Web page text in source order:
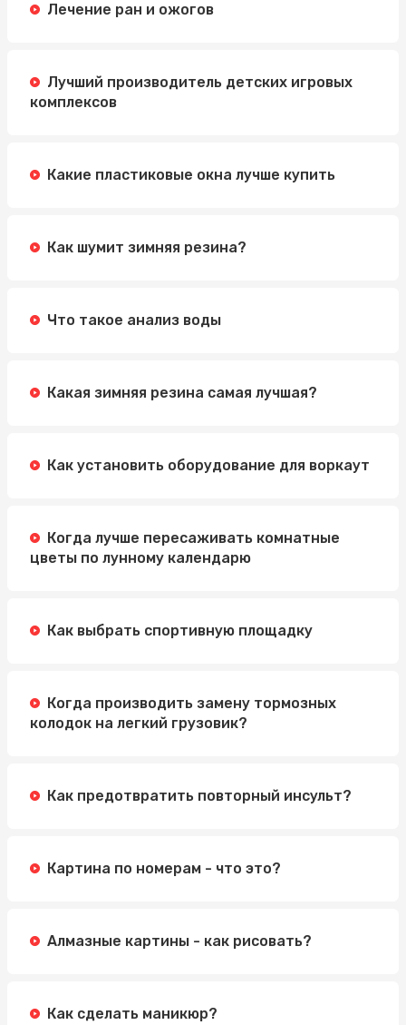
Лечение ран и ожогов
Лучший производитель детских игровых
комплексов
Какие пластиковые окна лучше купить
Как шумит зимняя резина?
Что такое анализ воды
Какая зимняя резина самая лучшая?
Как установить оборудование для воркаут
Когда лучше пересаживать комнатные
цветы по лунному календарю
Как выбрать спортивную площадку
Когда производить замену тормозных
колодок на легкий грузовик?
Как предотвратить повторный инсульт?
Картина по номерам - что это?
Алмазные картины - как рисовать?
Как сделать маникюр?